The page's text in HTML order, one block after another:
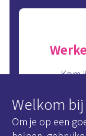
Kom
Welkom bij
Om je op een